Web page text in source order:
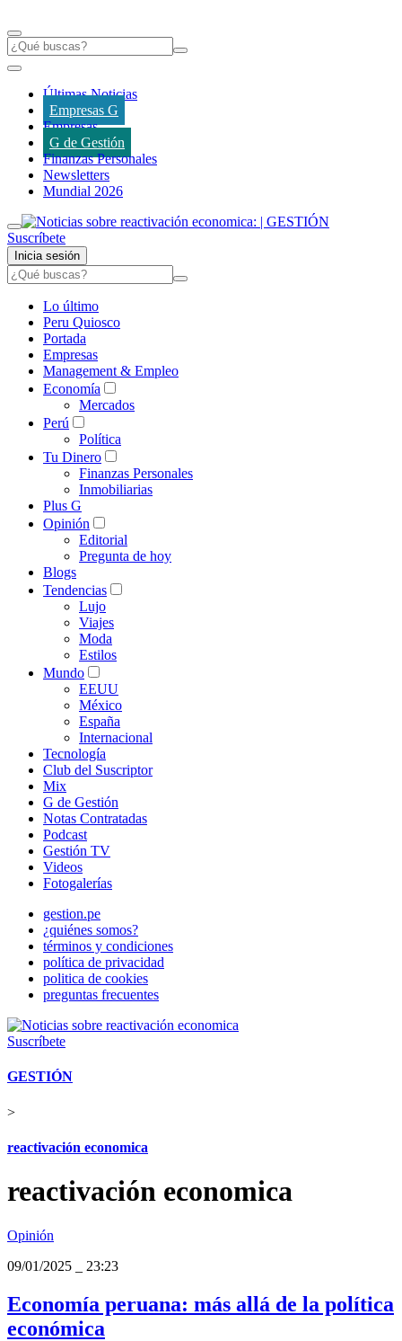
Últimas Noticias
Empresas G
Empresas
G de Gestión
Finanzas Personales
Newsletters
Mundial 2026
Suscríbete
Inicia sesión
Lo último
Peru Quiosco
Portada
Empresas
Management & Empleo
Economía
Mercados
Perú
Política
Tu Dinero
Finanzas Personales
Inmobiliarias
Plus G
Opinión
Editorial
Pregunta de hoy
Blogs
Tendencias
Lujo
Viajes
Moda
Estilos
Mundo
EEUU
México
España
Internacional
Tecnología
Club del Suscriptor
Mix
G de Gestión
Notas Contratadas
Podcast
Gestión TV
Videos
Fotogalerías
gestion.pe
¿quiénes somos?
términos y condiciones
política de privacidad
politica de cookies
preguntas frecuentes
Suscríbete
GESTIÓN
>
reactivación economica
reactivación economica
Opinión
09/01/2025
23:23
Economía peruana: más allá de la política
económica